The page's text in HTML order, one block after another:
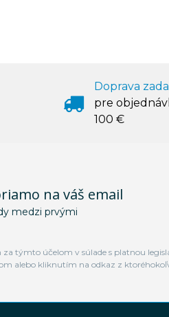
Doprava
pre
100 €
na váš email
medzi prvými
za týmto účelom v súlade s platnou
alebo kliknutím na odkaz z